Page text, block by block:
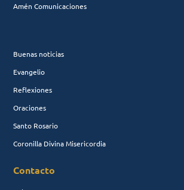
Amén Comunicaciones
Buenas noticias
Evangelio
Reflexiones
Oraciones
Santo Rosario
Coronilla Divina Misericordia
Contacto